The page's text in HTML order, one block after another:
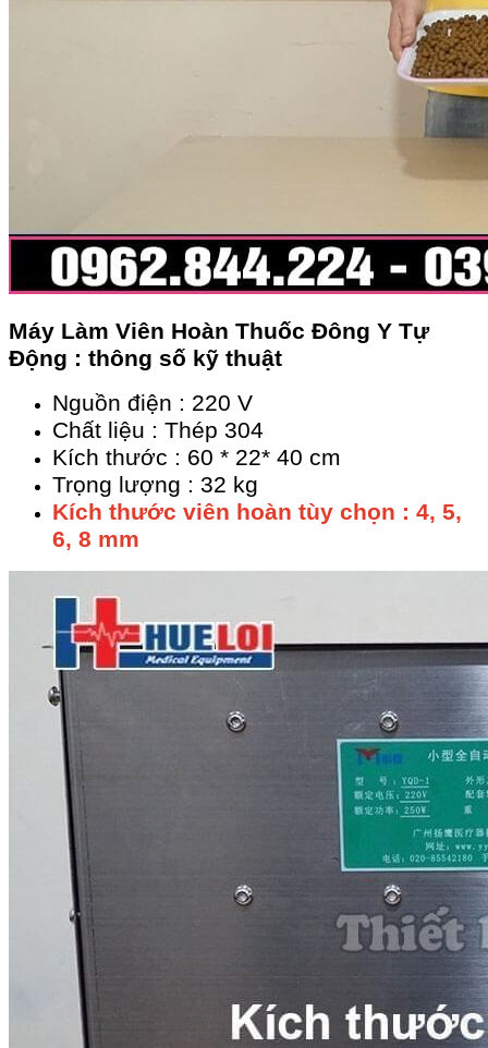
Máy Làm Viên Hoàn Thuốc Đông Y Tự
Động : thông số kỹ thuật
Nguồn điện : 220 V
Chất liệu : Thép 304
Kích thước : 60 * 22* 40 cm
Trọng lượng : 32 kg
Kích thước viên hoàn tùy chọn : 4, 5,
6, 8 mm